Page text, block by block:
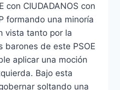
con CIUDADANOS con
formando una minoría
vista tanto por la
barones de este PSOE
aplicar una moción
Bajo esta
soltando una